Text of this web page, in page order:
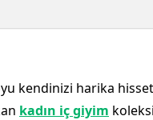
kendinizi harika
kadın iç giyim